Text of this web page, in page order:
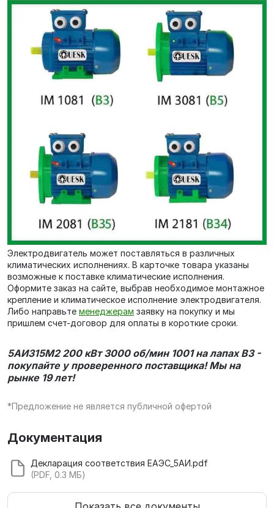
Электродвигатель может поставляться в различных
климатических исполнениях. В карточке товара указаны
возможные к поставке климатические исполнения.
Оформите заказ на сайте, выбрав необходимое монтажное
крепление и климатическое исполнение электродвигателя.
Либо направьте менеджерам заявку на покупку и мы
пришлем счет-договор для оплаты в короткие сроки.
5АИ315M2 200 кВт 3000 об/мин 1001 на лапах В3 -
покупайте у проверенного поставщика! Мы на
рынке 19 лет!
*Предложение не является публичной офертой
Документация
Декларация соответствия ЕАЭС_5АИ.pdf
(PDF, 0.3 МБ)